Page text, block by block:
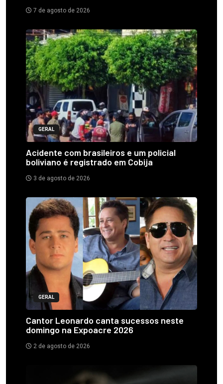
7 de agosto de 2026
GERAL
Acidente com brasileiros e um policial
boliviano é registrado em Cobija
3 de agosto de 2026
GERAL
Cantor Leonardo canta sucessos neste
domingo na Expoacre 2026
2 de agosto de 2026